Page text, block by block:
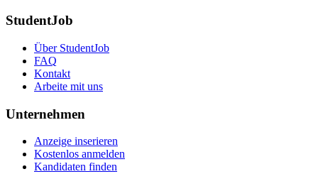
StudentJob
Über StudentJob
FAQ
Kontakt
Arbeite mit uns
Unternehmen
Anzeige inserieren
Kostenlos anmelden
Kandidaten finden